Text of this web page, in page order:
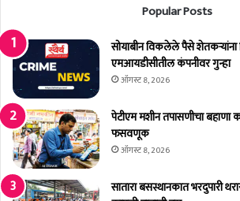
ज
ख
मी
आ
र
क्ष
दे
ऊ
न
ये
:
फ
ल
Popular Posts
सोयाबीन विकलेले पैसे शेतकर्‍यांना
एमआयडीसीतील कंपनीवर गुन्हा
ऑगस्ट 8, 2026
पेटीएम मशीन तपासणीचा
फसवणूक
ऑगस्ट 8, 2026
सातारा बसस्थानकात भरदुपारी